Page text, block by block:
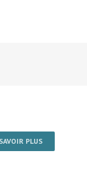
PLUS